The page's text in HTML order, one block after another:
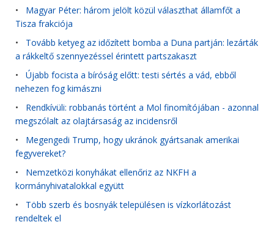
• Magyar Péter: három jelölt közül választhat államfőt a
Tisza frakciója
• Tovább ketyeg az időzített bomba a Duna partján: lezárták
a rákkeltő szennyezéssel érintett partszakaszt
• Újabb focista a bíróság előtt: testi sértés a vád, ebből
nehezen fog kimászni
• Rendkívüli: robbanás történt a Mol finomítójában - azonnal
megszólalt az olajtársaság az incidensről
• Megengedi Trump, hogy ukránok gyártsanak amerikai
fegyvereket?
• Nemzetközi konyhákat ellenőriz az NKFH a
kormányhivatalokkal együtt
• Több szerb és bosnyák településen is vízkorlátozást
rendeltek el